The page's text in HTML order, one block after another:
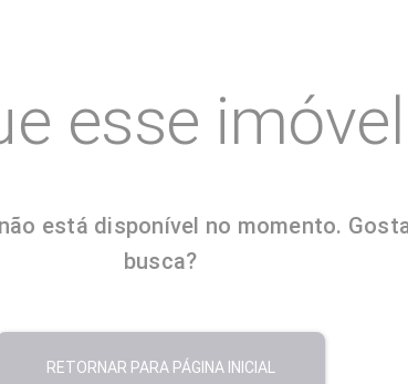
esse
está disponível no momento.
busca?
RETORNAR PARA PÁGINA INICIAL